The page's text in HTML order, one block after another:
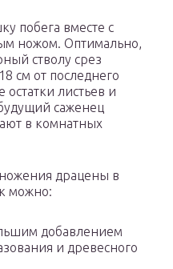
побега вместе с
ножом. Оптимально,
стволу срез
см от последнего
остатки листьев и
саженец
в комнатных
драцены в
можно:
добавлением
и древесного